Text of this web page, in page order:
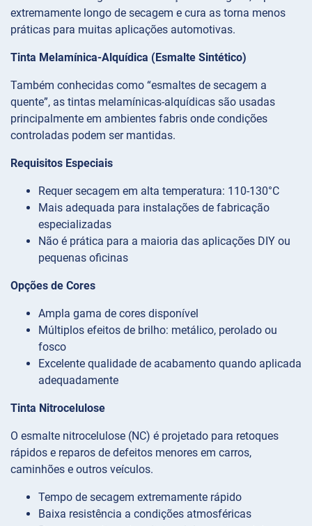
extremamente longo de secagem e cura as torna menos
práticas para muitas aplicações automotivas.
Tinta Melamínica-Alquídica (Esmalte Sintético)
Também conhecidas como “esmaltes de secagem a
quente”, as tintas melamínicas-alquídicas são usadas
principalmente em ambientes fabris onde condições
controladas podem ser mantidas.
Requisitos Especiais
Requer secagem em alta temperatura: 110-130°C
Mais adequada para instalações de fabricação
especializadas
Não é prática para a maioria das aplicações DIY ou
pequenas oficinas
Opções de Cores
Ampla gama de cores disponível
Múltiplos efeitos de brilho: metálico, perolado ou
fosco
Excelente qualidade de acabamento quando aplicada
adequadamente
Tinta Nitrocelulose
O esmalte nitrocelulose (NC) é projetado para retoques
rápidos e reparos de defeitos menores em carros,
caminhões e outros veículos.
Tempo de secagem extremamente rápido
Baixa resistência a condições atmosféricas